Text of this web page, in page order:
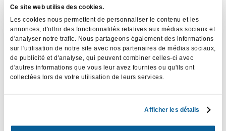
Ce site web utilise des cookies.
Les cookies nous permettent de personnaliser le contenu et les
annonces, d'offrir des fonctionnalités relatives aux médias sociaux et
d'analyser notre trafic. Nous partageons également des informations
sur l'utilisation de notre site avec nos partenaires de médias sociaux,
de publicité et d'analyse, qui peuvent combiner celles-ci avec
d'autres informations que vous leur avez fournies ou qu'ils ont
collectées lors de votre utilisation de leurs services.
Afficher les détails
questions en direct, votes, réactions, interventions à distance
ou intégration de contenus en temps réel.
L’objectif est de renforcer l’engagement et de transformer le
live en une expérience participative.
Des usages variés